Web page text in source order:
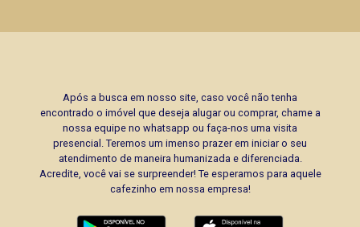
Após a busca em nosso site, caso você não tenha
encontrado o imóvel que deseja alugar ou comprar, chame a
nossa equipe no whatsapp ou faça-nos uma visita
presencial. Teremos um imenso prazer em iniciar o seu
atendimento de maneira humanizada e diferenciada.
Acredite, você vai se surpreender! Te esperamos para aquele
cafezinho em nossa empresa!